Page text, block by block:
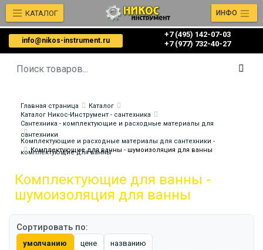
info@nikos-instrument.ru
+7 (495) 142-07-03
‎‎+7 (977) 732-40-27
КАТАЛОГ ИНФО
Главная страница
Каталог
Каталог Никос-Инструмент - сантехника
Сантехника - комплектующие и расходные материалы для
сантехники
Комплектующие и расходные материалы для сантехники -
комплектующие для ванны
Комплектующие для ванны - шумоизоляция для ванны
Комплектующие для ванны -
шумоизоляция для ванны
Сортировать по:
умолчанию цене названию